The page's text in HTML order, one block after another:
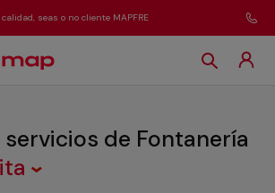
seas o no cliente MAPFRE
de Fontanería